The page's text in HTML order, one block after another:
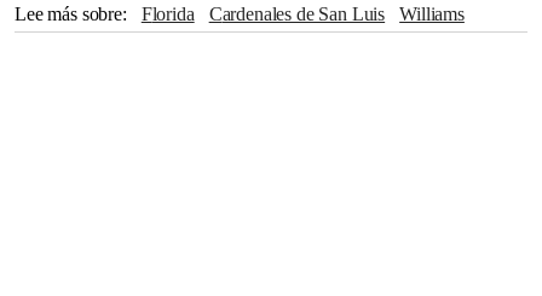
Lee más sobre
Florida Cardenales de San Luis
Williams